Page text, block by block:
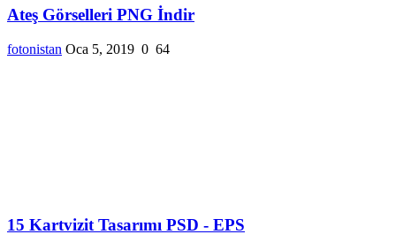
Ateş Görselleri PNG İndir
fotonistan Oca 5, 2019 0 64
15 Kartvizit Tasarımı PSD - EPS